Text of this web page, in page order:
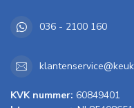
036 - 2100 160
KVK nummer: 60849401